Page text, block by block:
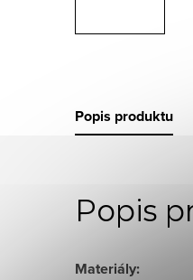
Popis produktu
Popis
Materiály: